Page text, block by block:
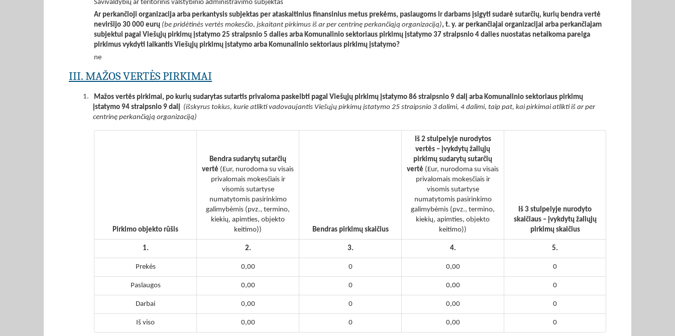
Savivaldybių ar teritorinis valstybinio administravimo subjektas
Ar perkančioji organizacija arba perkantysis subjektas per ataskaitinius finansinius metus prekėms, paslaugoms ir darbams įsigyti sudarė sutarčių, kurių bendra vertė
neviršijo 30 000 eurų (be pridėtinės vertės mokesčio, įskaitant pirkimus iš ar per centrinę perkančiąją organizaciją), t. y. ar perkančiajai organizacijai arba perkančiajam
subjektui pagal Viešųjų pirkimų įstatymo 25 straipsnio 5 dalies arba Komunalinio sektoriaus pirkimų įstatymo 37 straipsnio 4 dalies nuostatas netaikoma pareiga
pirkimus vykdyti laikantis Viešųjų pirkimų įstatymo arba Komunalinio sektoriaus pirkimų įstatymo?
ne
III. MAŽOS VERTĖS PIRKIMAI
1.
Mažos vertės pirkimai, po kurių sudarytas sutartis privaloma paskelbti pagal Viešųjų pirkimų įstatymo 86 straipsnio 9 dalį arba Komunalinio sektoriaus pirkimų
įstatymo 94 straipsnio 9 dalį (išskyrus tokius, kurie atlikti vadovaujantis Viešųjų pirkimų įstatymo 25 straipsnio 3 dalimi, 4 dalimi, taip pat, kai pirkimai atlikti iš ar per
centrinę perkančiąją organizaciją)
Pirkimo objekto rūšis
Bendra sudarytų sutarčių
vertė (Eur, nurodoma su visais
privalomais mokesčiais ir
visomis sutartyse
numatytomis pasirinkimo
galimybėmis (pvz., termino,
kiekių, apimties, objekto
keitimo))
Bendras pirkimų skaičius
Iš 2 stulpelyje nurodytos
vertės – įvykdytų žaliųjų
pirkimų sudarytų sutarčių
vertė (Eur, nurodoma su visais
privalomais mokesčiais ir
visomis sutartyse
numatytomis pasirinkimo
galimybėmis (pvz., termino,
kiekių, apimties, objekto
keitimo))
Iš 3 stulpelyje nurodyto
skaičiaus – įvykdytų žaliųjų
pirkimų skaičius
1. 2. 3. 4. 5.
Prekės 0,00 0 0,00 0
Paslaugos 0,00 0 0,00 0
Darbai 0,00 0 0,00 0
Iš viso 0,00 0 0,00 0